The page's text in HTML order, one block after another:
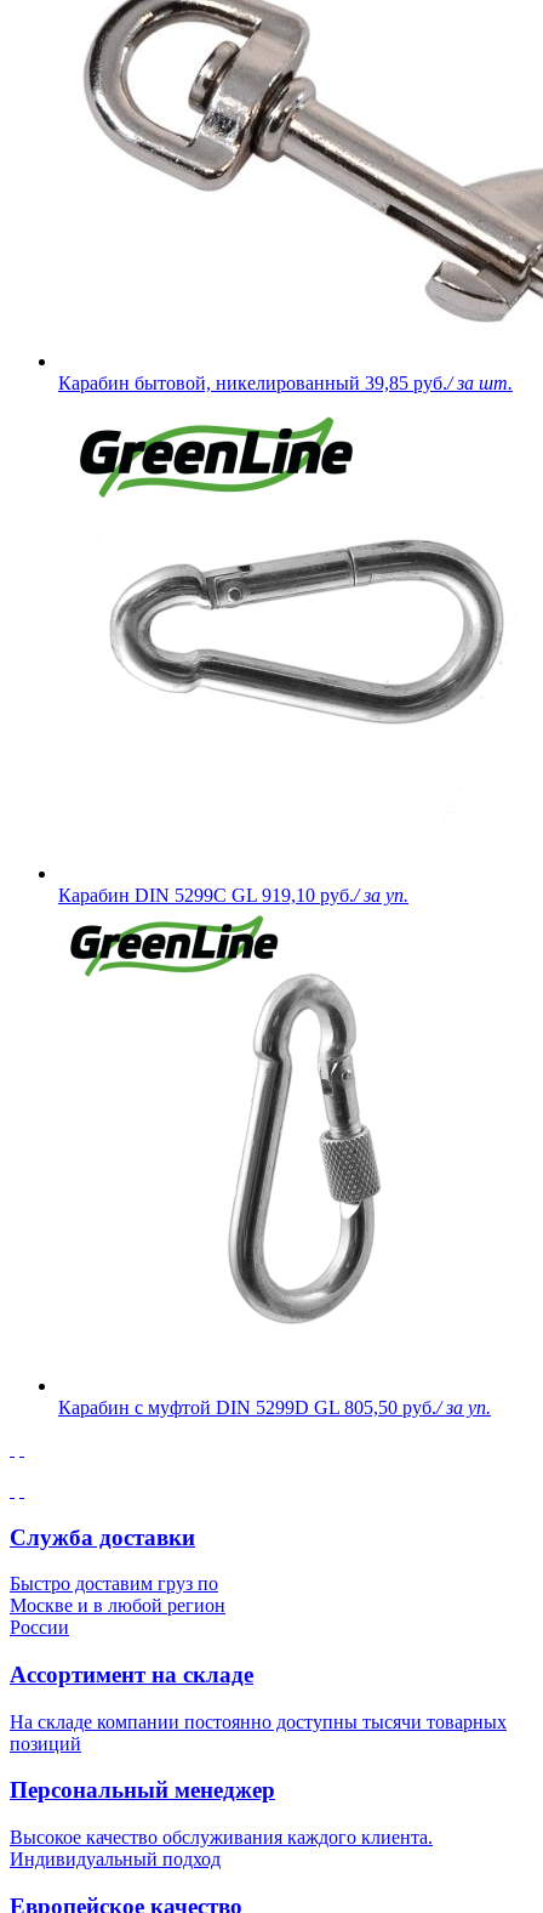
Карабин бытовой, никелированный 39,85 руб./ за шт.
Карабин DIN 5299C GL 919,10 руб./ за уп.
Карабин с муфтой DIN 5299D GL 805,50 руб./ за уп.
Служба доставки
Быстро доставим груз по
Москве и в любой регион
России
Ассортимент на складе
На складе компании постоянно доступны тысячи товарных
позиций
Персональный менеджер
Высокое качество обслуживания каждого клиента.
Индивидуальный подход
Европейское качество